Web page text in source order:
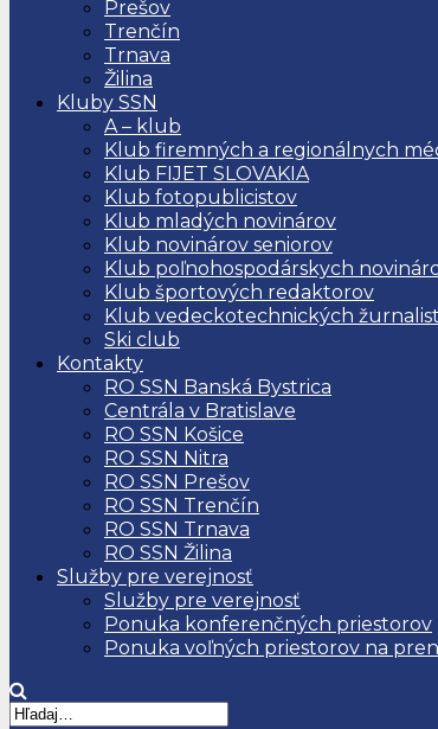
Prešov
Trenčín
Trnava
Žilina
Kluby SSN
A – klub
Klub firemných a regionálnych
Klub FIJET SLOVAKIA
Klub fotopublicistov
Klub mladých novinárov
Klub novinárov seniorov
Klub poľnohospodárskych
Klub športových redaktorov
Klub vedeckotechnických
Ski club
Kontakty
RO SSN Banská Bystrica
Centrála v Bratislave
RO SSN Košice
RO SSN Nitra
RO SSN Prešov
RO SSN Trenčín
RO SSN Trnava
RO SSN Žilina
Služby pre verejnosť
Služby pre verejnosť
Ponuka konferenčných priestorov
Ponuka voľných priestorov na